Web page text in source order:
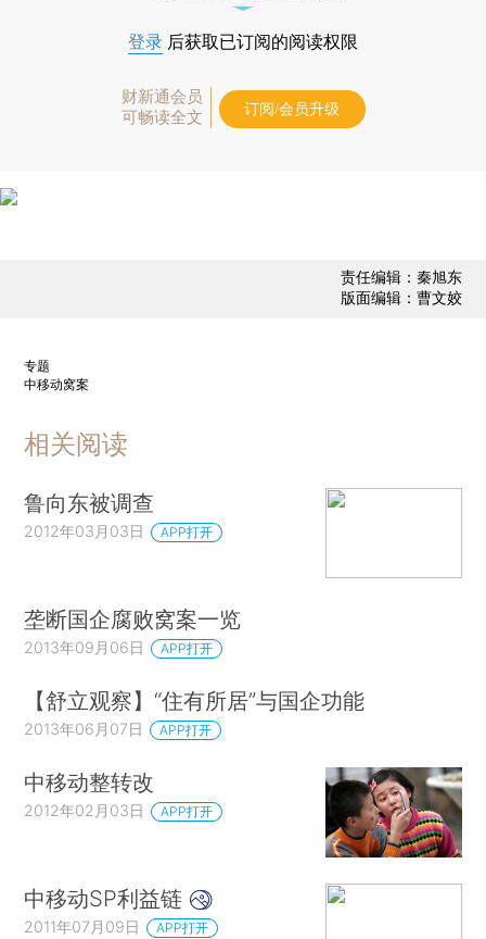
登录 后获取已订阅的阅读权限
财新通会员
可畅读全文
订阅/会员升级
责任编辑：秦旭东
版面编辑：曹文姣
专题
中移动窝案
相关阅读
鲁向东被调查
2012年03月03日 APP打开
垄断国企腐败窝案一览
2013年09月06日 APP打开
【舒立观察】“住有所居”与国企功能
2013年06月07日 APP打开
中移动整转改
2012年02月03日 APP打开
中移动SP利益链
2011年07月09日 APP打开